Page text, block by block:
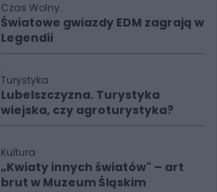
Czas Wolny
Światowe gwiazdy EDM zagrają w
Legendii
Turystyka
Lubelszczyzna. Turystyka
wiejska, czy agroturystyka?
Kultura
„Kwiaty innych światów" – art
brut w Muzeum Śląskim